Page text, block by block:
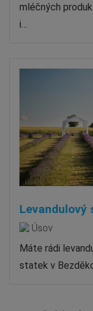
mléčných
i…
Levandulový
Úsov
Máte rádi
statek v